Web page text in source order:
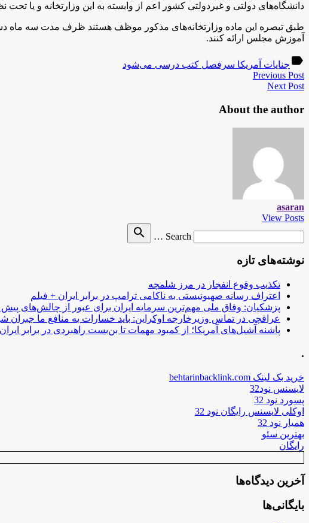
دانشگاه‌های دولتی و غیردولتی کشور اعم از وابسته به این وزارتخانه و یا تحت
طبق تبصره این ماده وزارتخانه‌های مذکور موظف هستند ظرف مدت سه ماه
آموزش مجلس ارائه کنند.
label جنایات آمریکا سرفصل کتب درسی می‌شود
Previous Post
Next Post
About the author
asaran
View Posts
Search …
search
نوشته‌های تازه
تکذیب وقوع انفجار در مرز شلمچه
اعتراف رسانه صهیونیستی به ناکامی ترامپ در برابر ایران + فیلم
پزشکیان: وفاق ملی مهم‌ترین سرمایه ایران برای عبور از چالش‌های
عراقچی در تماس وزیرخارجه اوکراین: باید خسارات به منافع ما جبران
پاشنه آشیل‌های آمریکا؛ از کمبود مهمات تا بن‌بست راهبردی در برابر
.
خرید بک لینک behtarinbacklink.com
لایسنس نود32
پسورد نود 32
اوکلی لایسنس رایگان نود 32
همیار نود 32
بهترین سئو
رایگان
آخرین دیدگاه‌ها
بایگانی‌ها